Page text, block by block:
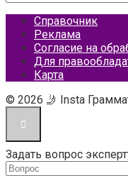
Справочник
Реклама
Согласие на
Для
Карта
© 2026 🤳 Insta
Задать вопрос